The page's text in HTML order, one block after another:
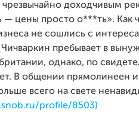
доходчивым
— цены просто о***ть». Как
не сошлись с
Чичваркин пребывает в
однако, по
В общении прямолинеен
всего на свете
profile/8503)